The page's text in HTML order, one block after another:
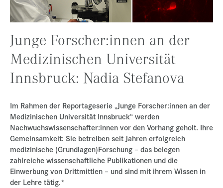
Presse
Kontakt
de |en
Junge Forscher:innen an der
Medizinischen Universität
Innsbruck: Nadia Stefanova
Im Rahmen der Reportageserie „Junge Forscher:innen an der
Medizinischen Universität Innsbruck“ werden
Nachwuchswissenschafter:innen vor den Vorhang geholt. Ihre
Gemeinsamkeit: Sie betreiben seit Jahren erfolgreich
medizinische (Grundlagen)Forschung – das belegen
zahlreiche wissenschaftliche Publikationen und die
Einwerbung von Drittmittlen – und sind mit ihrem Wissen in
der Lehre tätig.*